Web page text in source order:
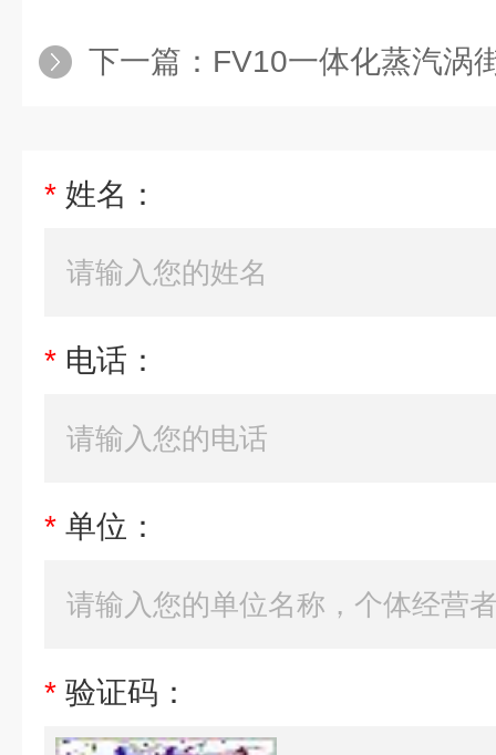
下一篇： FV10一体化蒸汽涡
* 姓名：
* 电话：
* 单位：
* 验证码：